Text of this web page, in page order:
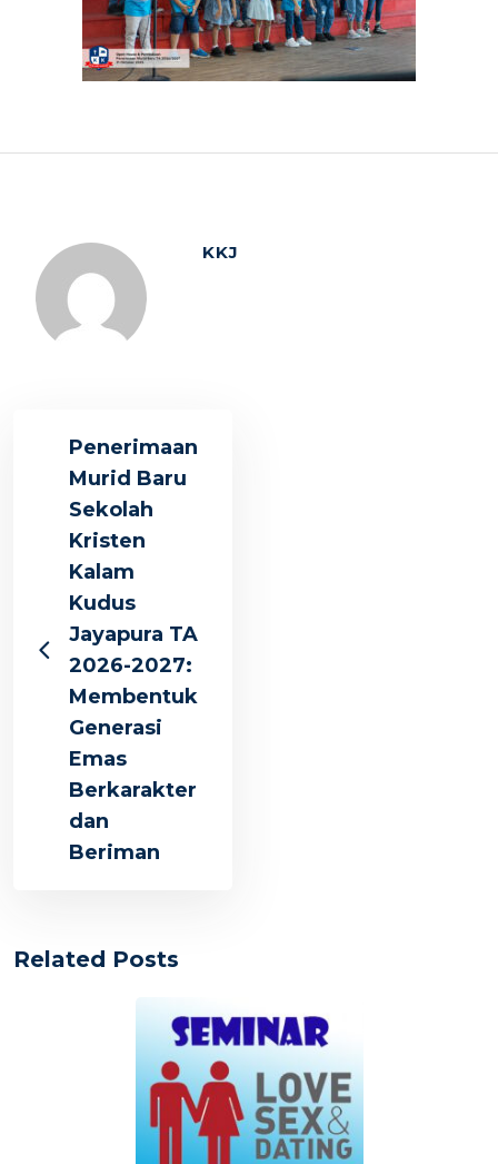
KKJ
Penerimaan
Murid Baru
Sekolah
Kristen
Kalam
Kudus
Jayapura TA
2026-2027:
Membentuk
Generasi
Emas
Berkarakter
dan
Beriman
Related Posts